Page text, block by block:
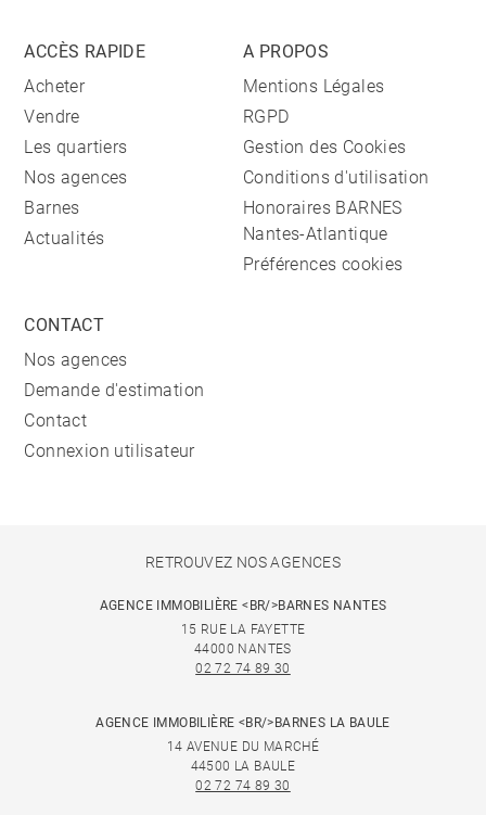
ACCÈS RAPIDE
Acheter
Vendre
Les quartiers
Nos agences
Barnes
Actualités
A PROPOS
Mentions Légales
RGPD
Gestion des Cookies
Conditions d'utilisation
Honoraires BARNES
Nantes-Atlantique
Préférences cookies
CONTACT
Nos agences
Demande d'estimation
Contact
Connexion utilisateur
RETROUVEZ NOS AGENCES
AGENCE IMMOBILIÈRE <BR/>BARNES NANTES
15 RUE LA FAYETTE
44000 NANTES
02 72 74 89 30
AGENCE IMMOBILIÈRE <BR/>BARNES LA BAULE
14 AVENUE DU MARCHÉ
44500 LA BAULE
02 72 74 89 30